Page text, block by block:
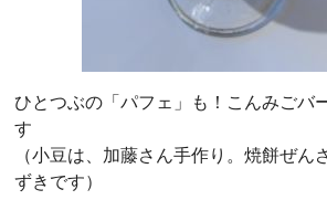
ひとつぶの「パフェ」も！こんみごバ
す
（小豆は、加藤さん手作り。焼餅ぜ
ずきです）